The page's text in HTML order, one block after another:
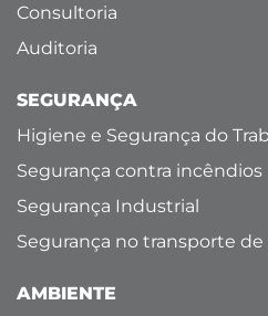
Consultoria
Auditoria
SEGURANÇA
Higiene e Segurança do
Segurança contra incêndios
Segurança Industrial
Segurança no transporte
AMBIENTE